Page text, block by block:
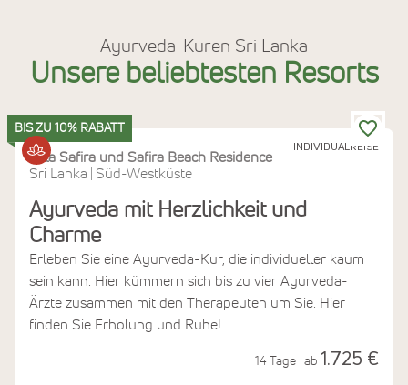
Ayurveda-Kuren Sri Lanka
Unsere beliebtesten Resorts
INDIVIDUALREISE
BIS ZU 10% RABATT
Villa Safira und Safira Beach Residence
Sri Lanka
Süd-Westküste
Ayurveda mit Herzlichkeit und
Charme
Erleben Sie eine Ayurveda-Kur, die individueller kaum
sein kann. Hier kümmern sich bis zu vier Ayurveda-
Ärzte zusammen mit den Therapeuten um Sie. Hier
finden Sie Erholung und Ruhe!
14 Tage ab 1.725 €